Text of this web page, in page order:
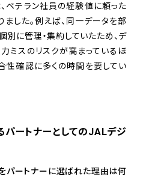
ベテラン社員の経験値に頼った
した。例えば、同一データを部
別に管理・集約していたため、デ
ミスのリスクが高まっているほ
性確認に多くの時間を要してい
パートナーとしてのJALデジ
パートナーに選ばれた理由は何